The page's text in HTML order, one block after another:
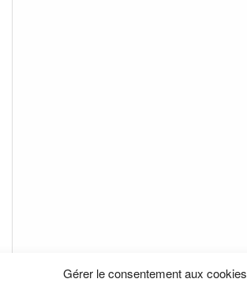
Gérer le consentement aux cookies